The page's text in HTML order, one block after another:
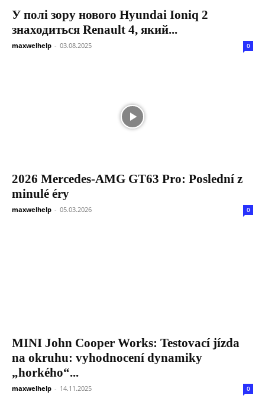
У полі зору нового Hyundai Ioniq 2
знаходиться Renault 4, який...
maxwelhelp - 03.08.2025 0
2026 Mercedes-AMG GT63 Pro: Poslední z
minulé éry
maxwelhelp - 05.03.2026 0
MINI John Cooper Works: Testovací jízda
na okruhu: vyhodnocení dynamiky
„horkého“...
maxwelhelp - 14.11.2025 0